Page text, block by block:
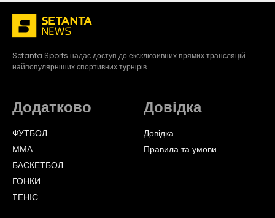
Setanta Sports надає доступ до ексклюзивних прямих трансляцій
найпопулярніших спортивних турнірів.
Додатково
ФУТБОЛ
ММА
БАСКЕТБОЛ
ГОНКИ
TЕНІС
Довідка
Довідка
Правила та умови